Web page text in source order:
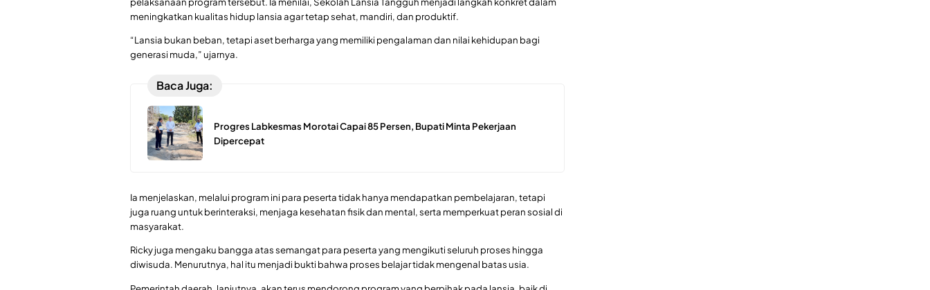
meningkatkan kualitas hidup lansia agar tetap sehat, mandiri, dan produktif.
“Lansia bukan beban, tetapi aset berharga yang memiliki pengalaman dan nilai kehidupan bagi
generasi muda,” ujarnya.
Baca Juga:
Progres Labkesmas Morotai Capai 85 Persen, Bupati Minta Pekerjaan
Dipercepat
Ia menjelaskan, melalui program ini para peserta tidak hanya mendapatkan pembelajaran, tetapi
juga ruang untuk berinteraksi, menjaga kesehatan fisik dan mental, serta memperkuat peran sosial di
masyarakat.
Ricky juga mengaku bangga atas semangat para peserta yang mengikuti seluruh proses hingga
diwisuda. Menurutnya, hal itu menjadi bukti bahwa proses belajar tidak mengenal batas usia.